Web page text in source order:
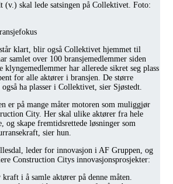
(v.) skal lede satsingen på Collektivet. Foto:
klart, blir også Collektivet hjemmet til
samlet over 100 bransjemedlemmer siden
klyngemedlemmer har allerede sikret seg plass
for alle aktører i bransjen. De større
ha plasser i Collektivet, sier Sjøstedt.
er på mange måter motoren som muliggjør
City. Her skal ulike aktører fra hele
og skape fremtidsrettede løsninger som
sier hun.
leder for innovasjon i AF Gruppen, og
Construction Citys innovasjonsprosjekter:
i å samle aktører på denne måten.